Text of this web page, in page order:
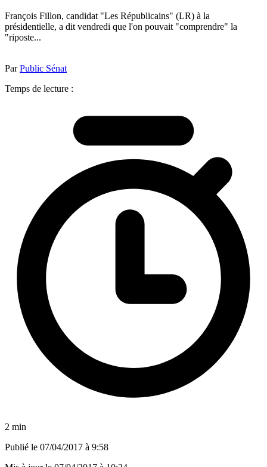
François Fillon, candidat "Les Républicains" (LR) à la
présidentielle, a dit vendredi que l'on pouvait "comprendre" la
"riposte...
ParPublic Sénat
Temps de lecture :
2 min
Publié le 07/04/2017 à 9:58